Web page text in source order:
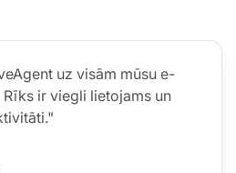
uz visām mūsu e-
ir viegli lietojams un